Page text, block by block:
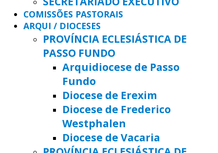
COMISSÕES PASTORAIS
ARQUI / DIOCESES
PROVÍNCIA ECLESIÁSTICA DE
PASSO FUNDO
Arquidiocese de Passo
Fundo
Diocese de Erexim
Diocese de Frederico
Westphalen
Diocese de Vacaria